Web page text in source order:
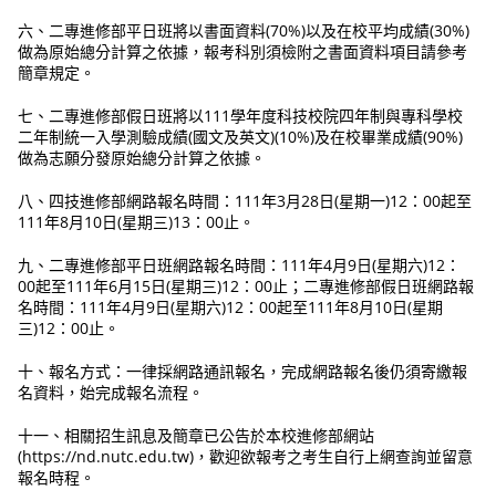
六、二專進修部平日班將以書面資料(70%)以及在校平均成績(30%)
做為原始總分計算之依據，報考科別須檢附之書面資料項目請參考
簡章規定。
七、二專進修部假日班將以111學年度科技校院四年制與專科學校
二年制統一入學測驗成績(國文及英文)(10%)及在校畢業成績(90%)
做為志願分發原始總分計算之依據。
八、四技進修部網路報名時間：111年3月28日(星期一)12：00起至
111年8月10日(星期三)13：00止。
九、二專進修部平日班網路報名時間：111年4月9日(星期六)12：
00起至111年6月15日(星期三)12：00止；二專進修部假日班網路報
名時間：111年4月9日(星期六)12：00起至111年8月10日(星期
三)12：00止。
十、報名方式：一律採網路通訊報名，完成網路報名後仍須寄繳報
名資料，始完成報名流程。
十一、相關招生訊息及簡章已公告於本校進修部網站
(https://nd.nutc.edu.tw)，歡迎欲報考之考生自行上網查詢並留意
報名時程。